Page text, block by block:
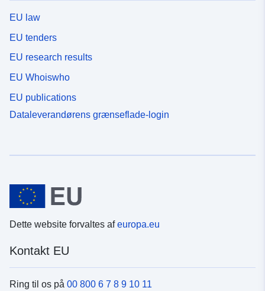
EU law
EU tenders
EU research results
EU Whoiswho
EU publications
Dataleverandørens grænseflade-login
Dette website forvaltes afeuropa.eu
Kontakt EU
Ring til os på 00 800 6 7 8 9 10 11